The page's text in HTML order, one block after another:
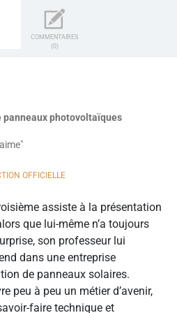
COMMENTAIRES
(0)
panneaux photovoltaïques
OFFICIELLE
assiste à la présentation
que lui-même n’a toujours
son professeur lui
dans une entreprise
de panneaux solaires.
peu à peu un métier d’avenir,
faire technique et